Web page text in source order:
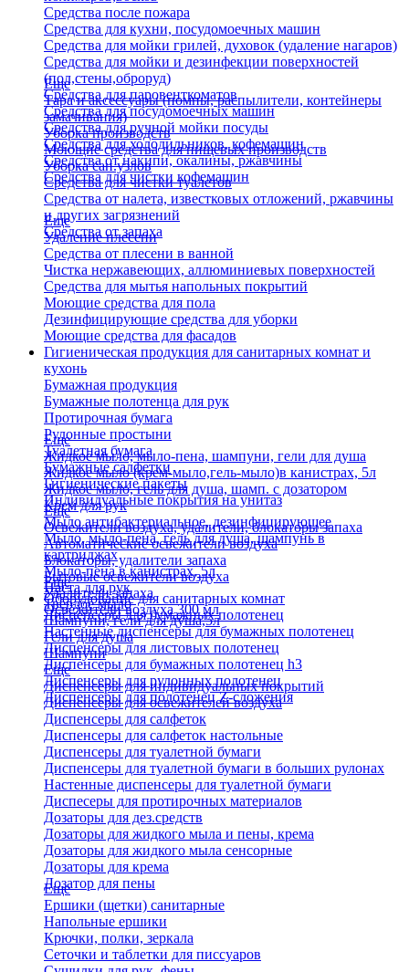
Средства после пожара
Средства для кухни, посудомоечных машин
Средства для мойки грилей, духовок (удаление нагаров)
Средства для мойки и дезинфекции поверхностей
(пол,стены,оброруд)
Средства для паровенткоматов
Средства для посудомоечных машин
Средства для ручной мойки посуды
Средства для холодильников, кофемашин
Средства от накипи, окалины, ржавчины
Средства для чистки кофемашин
Еще
Тара и аксессуары (помпы, распылители, контейнеры
замачивания)
Уборка производств
Моющие средства для пищевых производств
Уборка сан.узлов
Средства для чистки туалетов
Средства от налета, известковых отложений, ржавчины
и других загрязнений
Средства от запаха
Еще
Удаление плесени
Средства от плесени в ванной
Чистка нержавеющих, аллюминиевых поверхностей
Средства для мытья напольных покрытий
Моющие средства для пола
Дезинфицирующие средства для уборки
Моющие средства для фасадов
Гигиеническая продукция для санитарных комнат и
кухонь
Бумажная продукция
Бумажные полотенца для рук
Протирочная бумага
Рулонные простыни
Туалетная бумага
Бумажные салфетки
Гигиенические пакеты
Индивидуальные покрытия на унитаз
Еще
Жидкое мыло, мыло-пена, шампуни, гели для душа
Жидкое мыло (крем-мыло,гель-мыло)в канистрах, 5л
Жидкое мыло, гель для душа, шамп. с дозатором
Крем для рук
Мыло антибактериальное, дезинфицирующее
Мыло, мыло-пена, гель для душа, шампунь в
картриджах
Мыло-пена в канистрах, 5л
Паста для рук
Твердое мыло
Шампуни, гели для душа,5л
Гели для душа
Шампуни
Еще
Освежители воздуха, удалители, блокаторы запаха
Автоматические освежители воздуха
Блокаторы, удалители запаха
Бытовые освежители воздуха
Удалители запаха
Освежители воздуха 300 мл
Еще
Оборудование для санитарных комнат
Диспенсеры для бумажных полотенец
Настенные диспенсеры для бумажных полотенец
Диспенсеры для листовых полотенец
Диспенсеры для бумажных полотенец h3
Диспенсеры для рулонных полотенец
Диспенсеры для полотенец Z-сложения
Еще
Диспенсеры для индивидуальных покрытий
Диспенсеры для освежителей воздуха
Диспенсеры для салфеток
Диспенсеры для салфеток настольные
Диспенсеры для туалетной бумаги
Диспенсеры для туалетной бумаги в больших рулонах
Настенные диспенсеры для туалетной бумаги
Диспесеры для протирочных материалов
Дозаторы для дез.средств
Дозаторы для жидкого мыла и пены, крема
Дозаторы для жидкого мыла сенсорные
Дозаторы для крема
Дозатор для пены
Еще
Ершики (щетки) санитарные
Напольные ершики
Крючки, полки, зеркала
Сеточки и таблетки для писсуаров